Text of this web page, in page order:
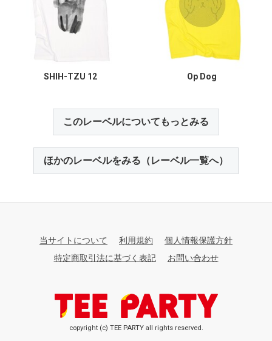
SHIH-TZU 12 Op Dog
このレーベルについてもっとみる
ほかのレーベルをみる（レーベル一覧へ）
当サイトについて 利用規約
個人情報保護方針
特定商取引法に基づく表記
お問い合わせ
copyright (c) TEE PARTY all rights reserved.